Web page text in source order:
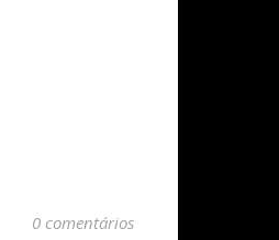
0 comentários